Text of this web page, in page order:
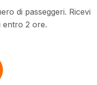
di passeggeri. Ricevi
entro 2 ore.